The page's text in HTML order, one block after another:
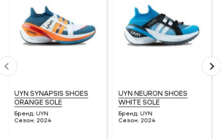
UYN SYNAPSIS SHOES
ORANGE SOLE
Бренд: UYN
Сезон: 2024
UYN NEURON SHOES
WHITE SOLE
Бренд: UYN
Сезон: 2024